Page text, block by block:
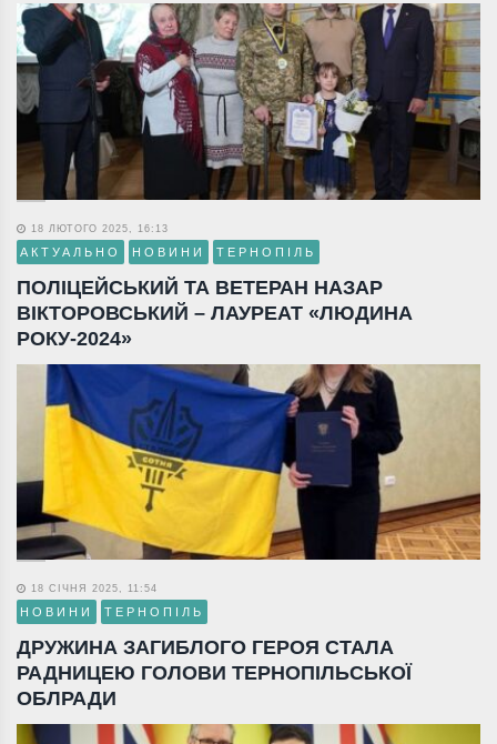
18 ЛЮТОГО 2025, 16:13
АКТУАЛЬНО НОВИНИ ТЕРНОПІЛЬ
ПОЛІЦЕЙСЬКИЙ ТА ВЕТЕРАН НАЗАР
ВІКТОРОВСЬКИЙ – ЛАУРЕАТ «ЛЮДИНА
РОКУ-2024»
18 СІЧНЯ 2025, 11:54
НОВИНИ ТЕРНОПІЛЬ
ДРУЖИНА ЗАГИБЛОГО ГЕРОЯ СТАЛА
РАДНИЦЕЮ ГОЛОВИ ТЕРНОПІЛЬСЬКОЇ
ОБЛРАДИ